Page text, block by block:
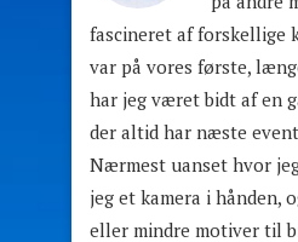
fascineret af forskellige
var på vores første,
har jeg været bidt af en
der altid har næste
Nærmest uanset hvor
jeg et kamera i hånden,
eller mindre motiver til